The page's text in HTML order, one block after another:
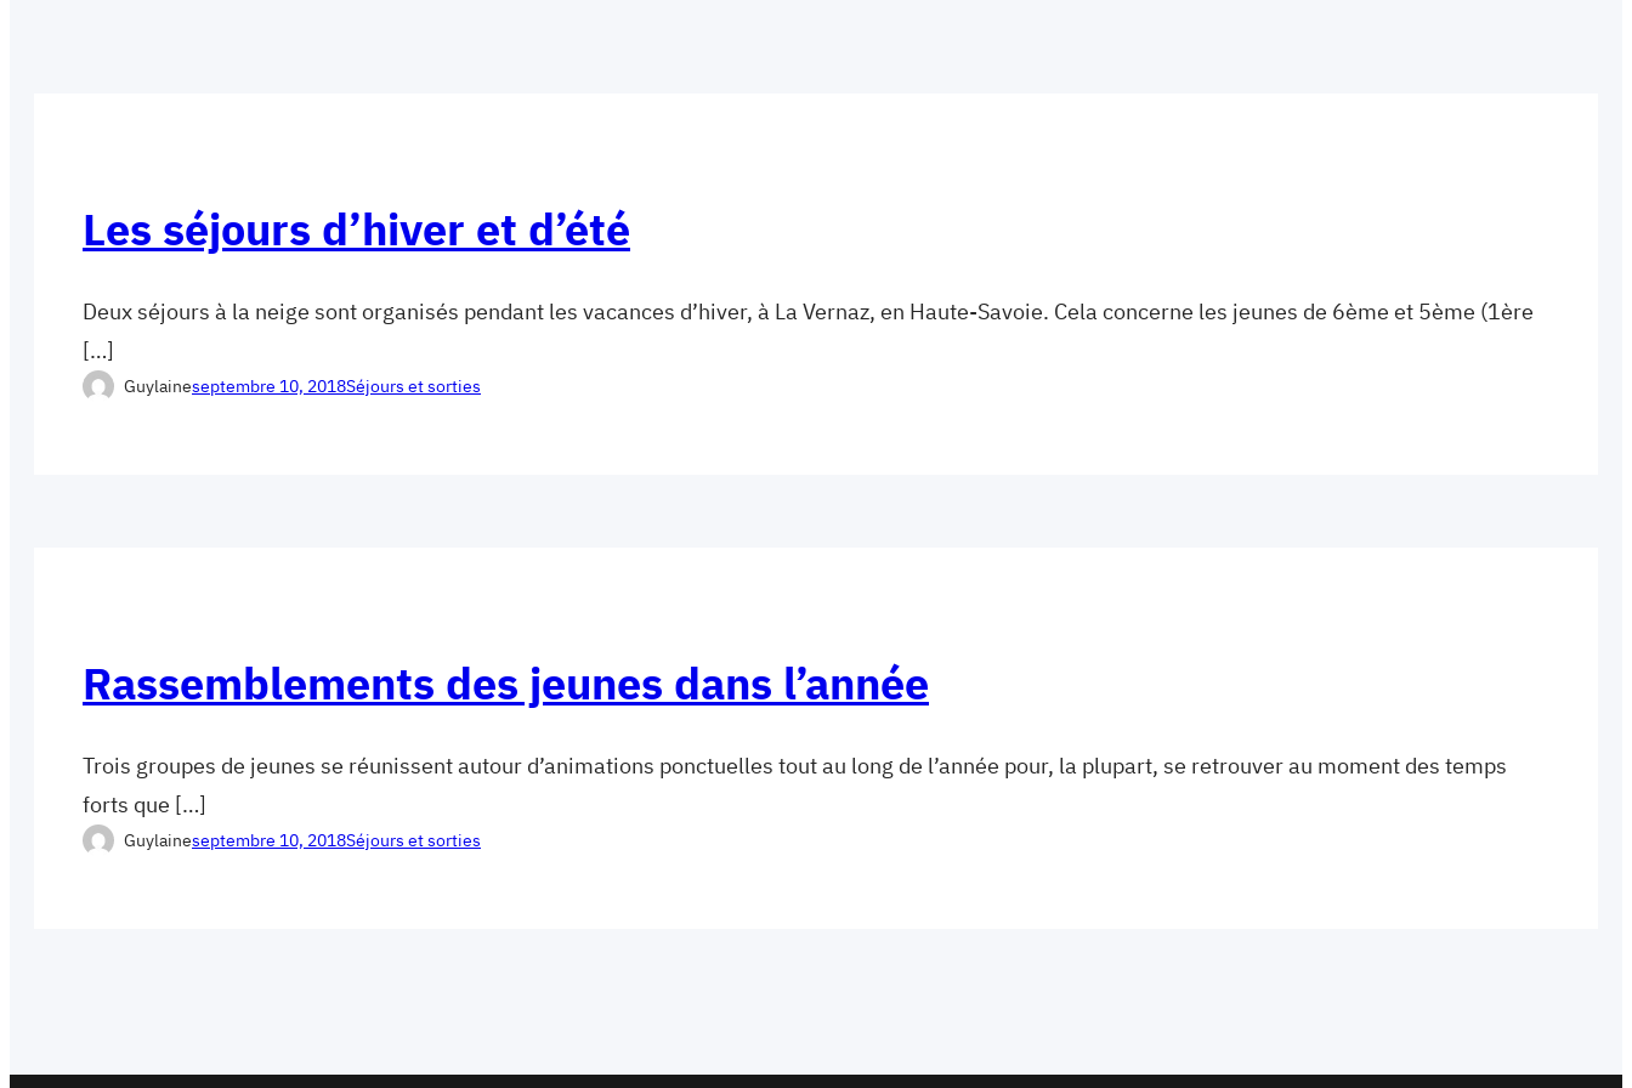
Les séjours d’hiver et d’été
Deux séjours à la neige sont organisés pendant les vacances d’hiver, à La Vernaz, en Haute-Savoie. Cela concerne les jeunes de 6ème et 5ème (1ère
[…]
Guylaineseptembre 10, 2018Séjours et sorties
Rassemblements des jeunes dans l’année
Trois groupes de jeunes se réunissent autour d’animations ponctuelles tout au long de l’année pour, la plupart, se retrouver au moment des temps
forts que […]
Guylaineseptembre 10, 2018Séjours et sorties